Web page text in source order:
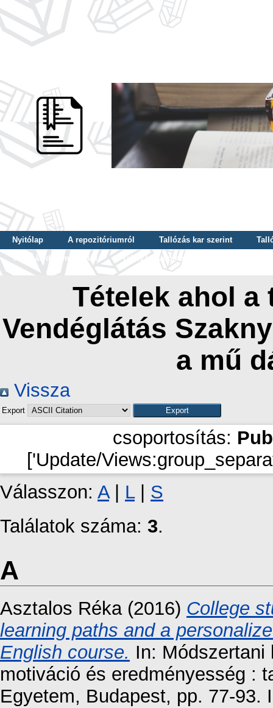
Nyitólap A repozitóriumról Tallózás kar szerint
Tallózás dátum szerint
Tallózás tudományterület szerint
Tételek ahol a
Vendéglátás
a mű
Vissza
Export
csoportosítás:
['Update/
Válasszon: A| L| S
Találatok száma: 3.
A
Asztalos Réka(2016) College
learning paths and a
English course. In:
motiváció és eredményesség :
Egyetem, Budapest, pp. 77-93.